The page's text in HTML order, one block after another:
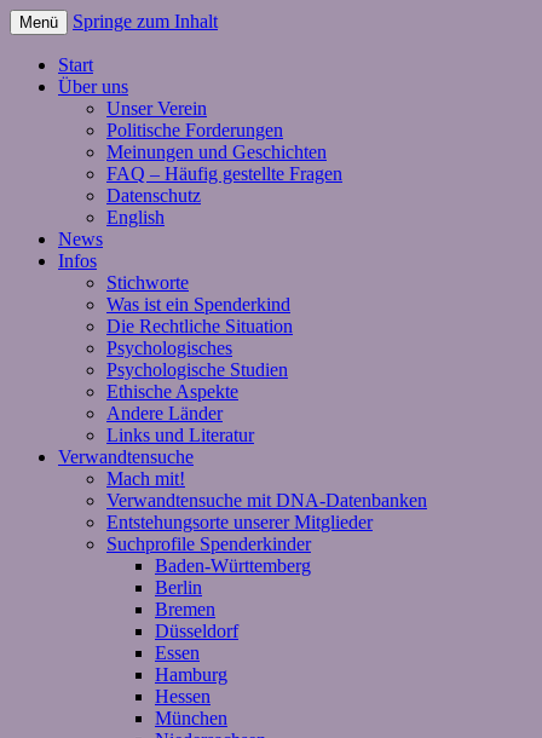
Menü Springe zum Inhalt
Start
Über uns
Unser Verein
Politische Forderungen
Meinungen und Geschichten
FAQ – Häufig gestellte Fragen
Datenschutz
English
News
Infos
Stichworte
Was ist ein Spenderkind
Die Rechtliche Situation
Psychologisches
Psychologische Studien
Ethische Aspekte
Andere Länder
Links und Literatur
Verwandtensuche
Mach mit!
Verwandtensuche mit DNA-Datenbanken
Entstehungsorte unserer Mitglieder
Suchprofile Spenderkinder
Baden-Württemberg
Berlin
Bremen
Düsseldorf
Essen
Hamburg
Hessen
München